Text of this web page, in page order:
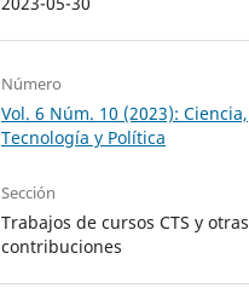
Número
Vol. 6 Núm. 10 (2023): Ciencia,
Tecnología y Política
Sección
Trabajos de cursos CTS y otras
contribuciones